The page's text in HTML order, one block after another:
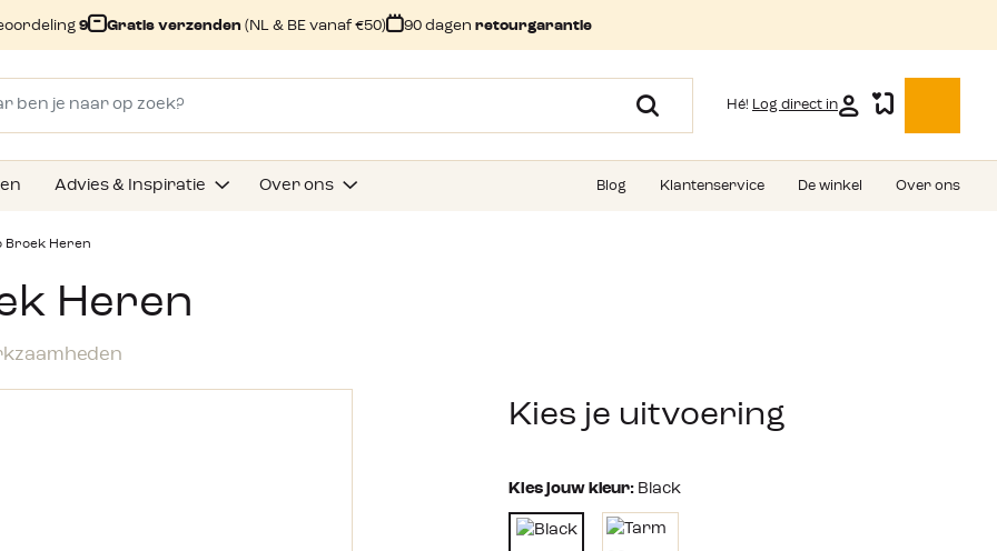
9 Gratis verzenden (NL & BE vanaf €50) 90 dagen retourgarantie
Hé! Log direct in
Advies & Inspiratie Over ons Blog Klantenservice De winkel Over ons
Broek Heren
Heren
Kies je uitvoering
Kies jouw kleur: Black